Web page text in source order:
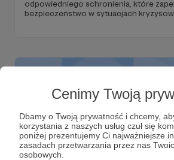
Cenimy Twoją
Dbamy o Twoją prywatność i chcemy,
korzystania z naszych usług czuł się
poniżej prezentujemy Ci najważniejsze
zasadach przetwarzania przez nas
osobowych.
odpowiedniego schronienia, które
bezpieczeństwo w sytuacjach
wymogów nie spełnia, jest co najwyżej
ochronnych, schronów i ukryć, zgodnie
Szefa Obrony Cywilnej Kraju z dnia 4